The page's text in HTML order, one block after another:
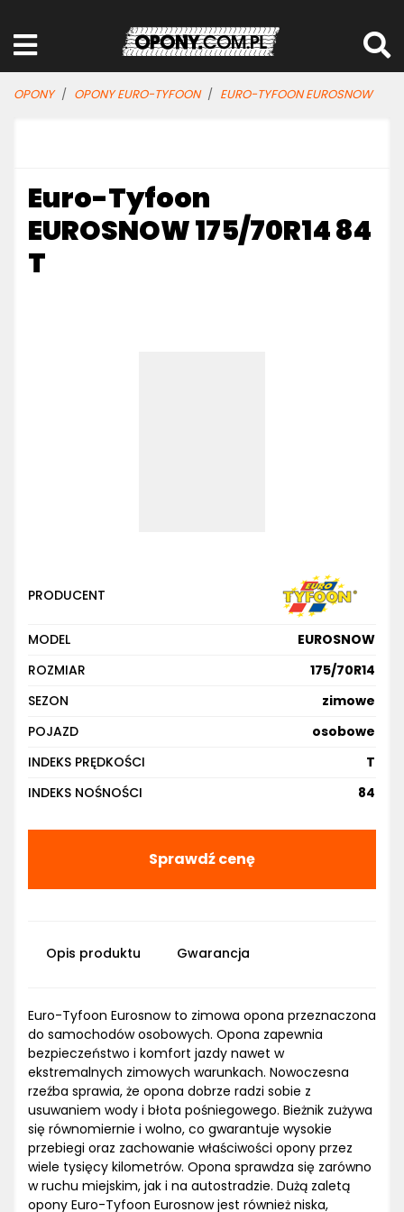
OPONY OPONY EURO-TYFOON EURO-TYFOON EUROSNOW
Euro-Tyfoon
EUROSNOW 175/70R14 84
T
PRODUCENT
MODEL
EUROSNOW
ROZMIAR
175/70R14
SEZON
zimowe
POJAZD
osobowe
INDEKS PRĘDKOŚCI
T
INDEKS NOŚNOŚCI
84
Sprawdź cenę
Opis produktu Gwarancja
Euro-Tyfoon Eurosnow to zimowa opona przeznaczona
do samochodów osobowych. Opona zapewnia
bezpieczeństwo i komfort jazdy nawet w
ekstremalnych zimowych warunkach. Nowoczesna
rzeźba sprawia, że opona dobrze radzi sobie z
usuwaniem wody i błota pośniegowego. Bieżnik zużywa
się równomiernie i wolno, co gwarantuje wysokie
przebiegi oraz zachowanie właściwości opony przez
wiele tysięcy kilometrów. Opona sprawdza się zarówno
w ruchu miejskim, jak i na autostradzie. Dużą zaletą
opony Euro-Tyfoon Eurosnow jest również niska,